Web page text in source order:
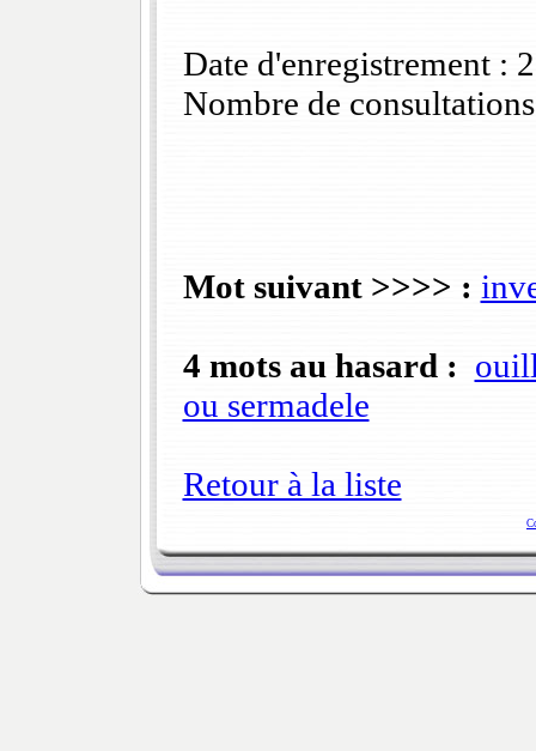
Date d'enregistrement :
Nombre de
Mot suivant >>>> :
4 mots au hasard :
ou sermadele
Retour à la liste